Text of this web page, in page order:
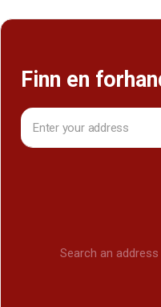
Finn en
Search an